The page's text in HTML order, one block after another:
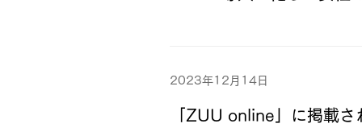
2023年12月14日
「ZUU online」に掲載さ